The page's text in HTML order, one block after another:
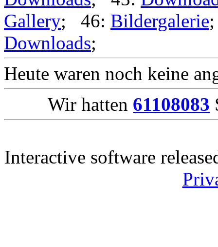
Gallery; 46: Bildergalerie
Downloads;
Heute waren noch keine
Wir hatten 61108083
Interactive software